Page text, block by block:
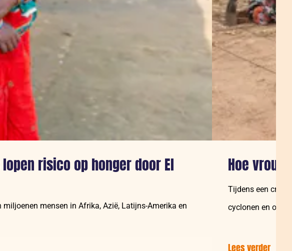
risico op honger door El
mensen in Afrika, Azië, Latijns-Amerika en
Hoe
Tijdens een crisis
cyclonen en
Lees verder